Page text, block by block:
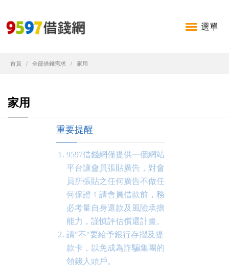
選單
首頁 全部借錢需求 家用
家用
重要提醒
9597借錢網僅提供一個網站
平台讓會員張貼廣告，對會
員所張貼之任何廣告不做任
何保證！請會員借款前，務
必考量自身還款及風險承擔
能力，謹慎評估償還計畫。
請"不"要給予銀行存摺及提
款卡，以免成為詐騙集團的
領錢人頭戶。